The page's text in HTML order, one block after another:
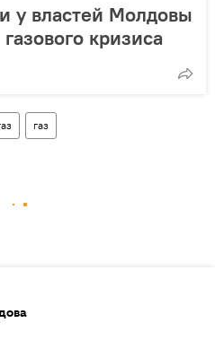
у властей Молдовы
кризиса
газ